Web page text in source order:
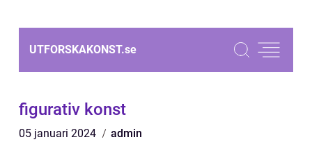
UTFORSKAKONST.se
figurativ konst
05 januari 2024 admin